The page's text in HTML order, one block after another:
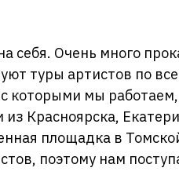
себя. Очень много
туры артистов по
которыми мы
Красноярска,
площадка в
поэтому нам